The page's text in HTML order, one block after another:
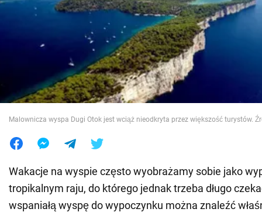
Społeczeństwo
Wojna na Ukrainie
Jedzenie
Malownicza wyspa Dugi Otok jest wciąż nieodkryta przez większość turystów.
Wakacje na wyspie często wyobrażamy sobie jako
tropikalnym raju, do którego jednak trzeba długo
wspaniałą wyspę do wypoczynku można znaleźć